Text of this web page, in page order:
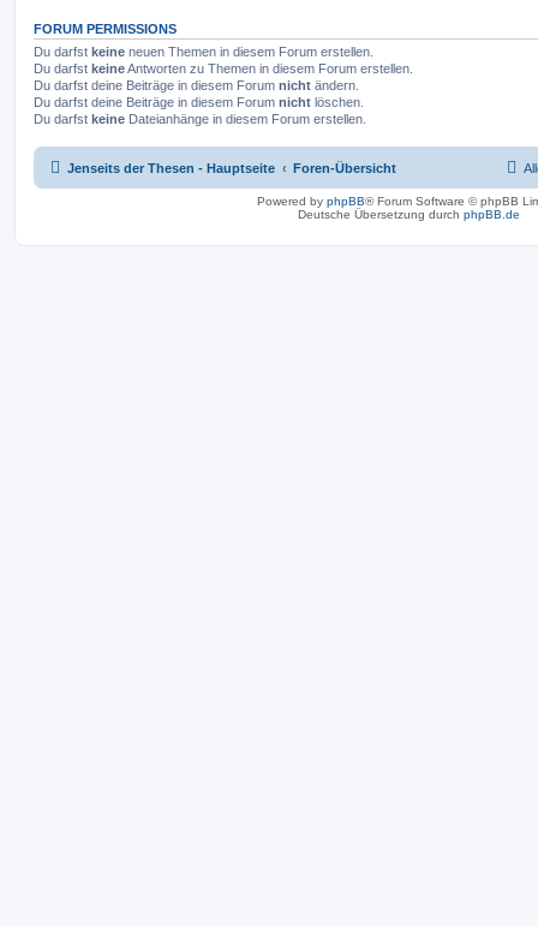
FORUM PERMISSIONS
Du darfst keine neuen Themen in diesem Forum erstellen.
Du darfst keineAntworten zu Themen in diesem Forum erstellen.
Du darfst deine Beiträge in diesem Forum nicht ändern.
Du darfst deine Beiträge in diesem Forum nicht löschen.
Du darfst keine Dateianhänge in diesem Forum erstellen.
Jenseits der Thesen - Hauptseite Foren-Übersicht
Powered by phpBB® Forum Software © phpBB
Deutsche Übersetzung durch phpBB.de